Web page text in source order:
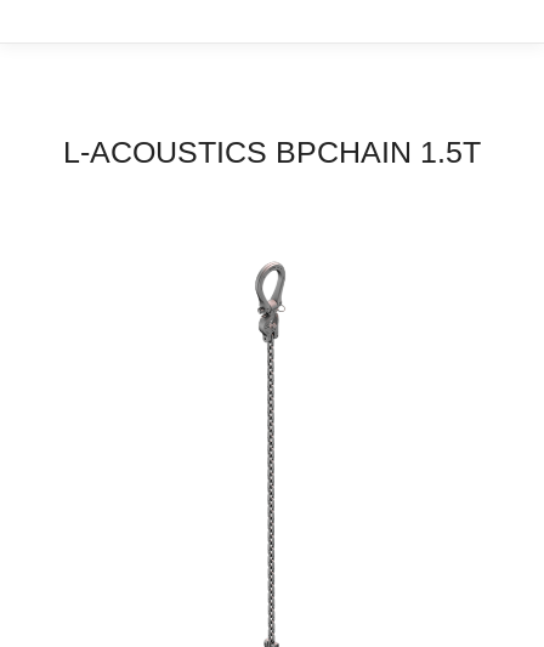
L-ACOUSTICS BPCHAIN 1.5T